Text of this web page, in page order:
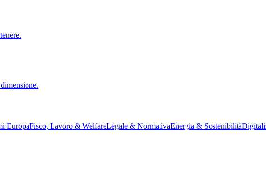
EuropaFisco, Lavoro & WelfareLegale & NormativaEnergia & Sostenibilità